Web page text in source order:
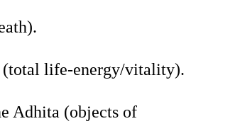
(total life-energy/vitality).
Adhita (objects of